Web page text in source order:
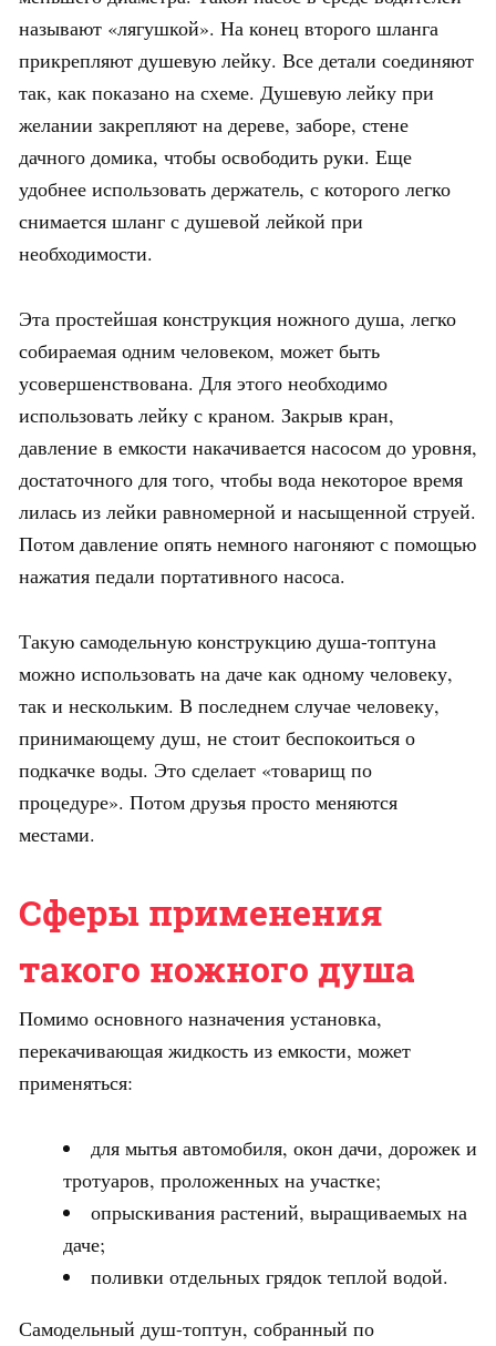
называют «лягушкой». На конец второго шланга
прикрепляют душевую лейку. Все детали соединяют
так, как показано на схеме. Душевую лейку при
желании закрепляют на дереве, заборе, стене
дачного домика, чтобы освободить руки. Еще
удобнее использовать держатель, с которого легко
снимается шланг с душевой лейкой при
необходимости.
Эта простейшая конструкция ножного душа, легко
собираемая одним человеком, может быть
усовершенствована. Для этого необходимо
использовать лейку с краном. Закрыв кран,
давление в емкости накачивается насосом до уровня,
достаточного для того, чтобы вода некоторое время
лилась из лейки равномерной и насыщенной струей.
Потом давление опять немного нагоняют с помощью
нажатия педали портативного насоса.
Такую самодельную конструкцию душа-топтуна
можно использовать на даче как одному человеку,
так и нескольким. В последнем случае человеку,
принимающему душ, не стоит беспокоиться о
подкачке воды. Это сделает «товарищ по
процедуре». Потом друзья просто меняются
местами.
Сферы применения
такого ножного душа
Помимо основного назначения установка,
перекачивающая жидкость из емкости, может
применяться:
для мытья автомобиля, окон дачи, дорожек и
тротуаров, проложенных на участке;
опрыскивания растений, выращиваемых на
даче;
поливки отдельных грядок теплой водой.
Самодельный душ-топтун, собранный по